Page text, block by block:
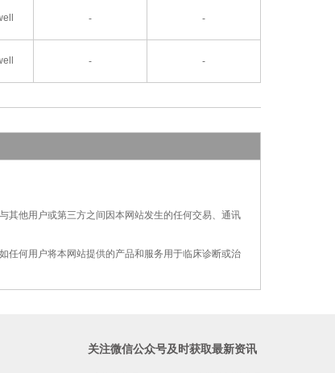
- -
- -
其他用户或第三方之间因本网站发生的任何交易、通讯
任何用户将本网站提供的产品和服务用于临床诊断或治
关注微信公众号及时获取最新资讯